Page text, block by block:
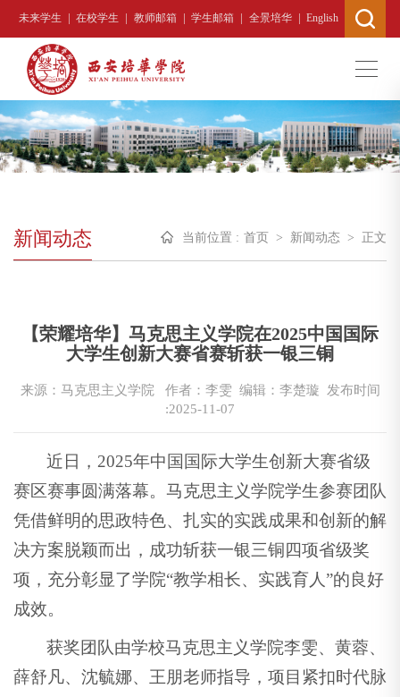
未来学生 | 在校学生 | 教师邮箱 | 学生邮箱 | 全景培华 | English
新闻动态 当前位置 : 首页 > 新闻动态 > 正文
【荣耀培华】马克思主义学院在2025中国国际
大学生创新大赛省赛斩获一银三铜
来源：马克思主义学院 作者：李雯 编辑：李楚璇 发布时间
:2025-11-07
近日，2025年中国国际大学生创新大赛省级
赛区赛事圆满落幕。马克思主义学院学生参赛团队
凭借鲜明的思政特色、扎实的实践成果和创新的解
决方案脱颖而出，成功斩获一银三铜四项省级奖
项，充分彰显了学院“教学相长、实践育人”的良好
成效。
获奖团队由学校马克思主义学院李雯、黄蓉、
薛舒凡、沈毓娜、王朋老师指导，项目紧扣时代脉